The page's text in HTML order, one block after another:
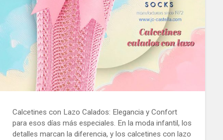
Calcetines con Lazo Calados: Elegancia y Confort
para esos días más especiales. En la moda infantil, los
detalles marcan la diferencia, y los calcetines con lazo